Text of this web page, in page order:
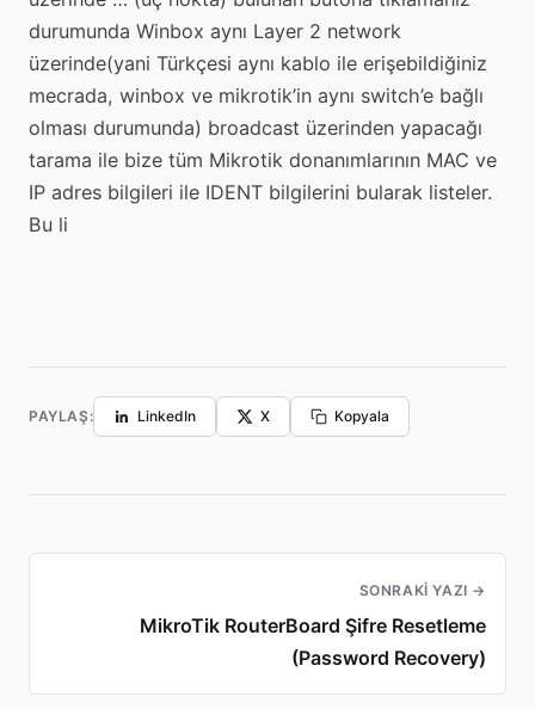
durumunda Winbox aynı Layer 2 network
üzerinde(yani Türkçesi aynı kablo ile erişebildiğiniz
mecrada, winbox ve mikrotik’in aynı switch’e bağlı
olması durumunda) broadcast üzerinden yapacağı
tarama ile bize tüm Mikrotik donanımlarının MAC ve
IP adres bilgileri ile IDENT bilgilerini bularak listeler.
Bu li
PAYLAŞ: LinkedIn X Kopyala
SONRAKI YAZI →
MikroTik RouterBoard Şifre Resetleme
(Password Recovery)